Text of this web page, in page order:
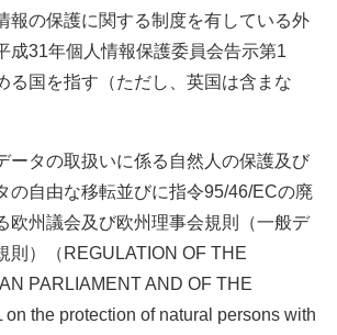
報の保護に関する制度を有している外
成31年個人情報保護委員会告示第1
る国を指す（ただし、英国は含まな
ータの取扱いに係る自然人の保護及び
の自由な移転並びに指令95/46/ECの廃
欧州議会及び欧州理事会規則（一般デ
則）（ REGULATION OF THE
PARLIAMENT AND OF THE
on the protection of natural persons with